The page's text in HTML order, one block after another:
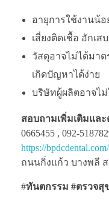
อายุการใช้งานน้อ
เสี่ยงติดเชื้อ อักเส
วัสดุอาจไม่ได้มา
เกิดปัญหาได้ง่าย
บริษัทผู้ผลิตอาจไ
สอบถามเพิ่มเติมแล
0665455 , 092-
https://bpdcdental.com/
ถนนกิ่งแก้ว บางพลี
#ทันตกรรม #ตรวจ